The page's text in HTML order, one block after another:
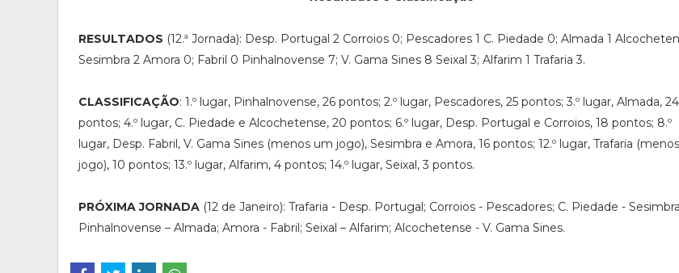
RESULTADOS (12.ª Jornada): Desp. Portugal 2 Corroios 0; Pescadores 1 C. Piedade 0; Almada 1
Sesimbra 2 Amora 0; Fabril 0 Pinhalnovense 7; V. Gama Sines 8 Seixal 3; Alfarim 1 Trafaria 3.
CLASSIFICAÇÃO: 1.º lugar, Pinhalnovense, 26 pontos; 2.º lugar, Pescadores, 25 pontos; 3.º lugar, Almada, 24
pontos; 4.º lugar, C. Piedade e Alcochetense, 20 pontos; 6.º lugar, Desp. Portugal e Corroios, 18 pontos; 8.º
lugar, Desp. Fabril, V. Gama Sines (menos um jogo), Sesimbra e Amora, 16 pontos; 12.º lugar, Trafaria
jogo), 10 pontos; 13.º lugar, Alfarim, 4 pontos; 14.º lugar, Seixal, 3 pontos.
PRÓXIMA JORNADA (12 de Janeiro): Trafaria - Desp. Portugal; Corroios - Pescadores; C. Piedade -
Pinhalnovense – Almada; Amora - Fabril; Seixal – Alfarim; Alcochetense - V. Gama Sines.